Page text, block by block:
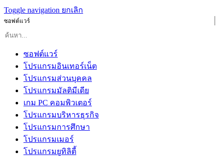
Toggle navigation ยกเลิก
ซอฟต์แวร์
ซอฟต์แวร์
โปรแกรมอินเทอร์เน็ต
โปรแกรมส่วนบุคคล
โปรแกรมมัลติมีเดีย
เกม PC คอมพิวเตอร์
โปรแกรมบริหารธุรกิจ
โปรแกรมการศึกษา
โปรแกรมเมอร์
โปรแกรมยูทิลิตี้